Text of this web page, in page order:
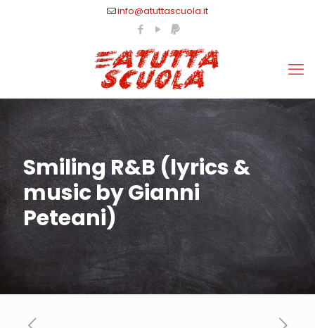
info@atuttascuola.it
Smiling R&B (lyrics &
music by Gianni
Peteani)